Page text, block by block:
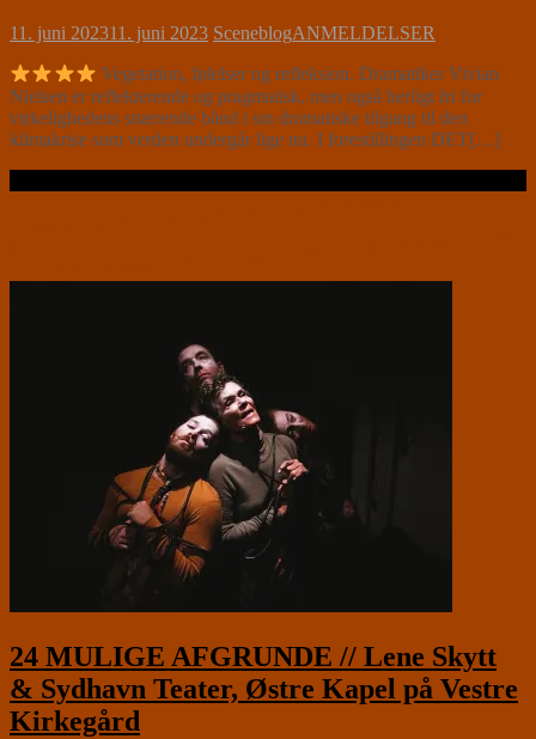
11. juni 202311. juni 2023 SceneblogANMELDELSER
Vegetation, følelser og refleksion. Dramatiker Vivian
Nielsen er reflekterende og pragmatisk, men også herligt fri for
virkelighedens snærende bånd i sin dramatiske tilgang til den
klimakrise som verden undergår lige nu. I forestillingen DET[…]
24 MULIGE AFGRUNDE // Lene Skytt
& Sydhavn Teater, Østre Kapel på Vestre
Kirkegård